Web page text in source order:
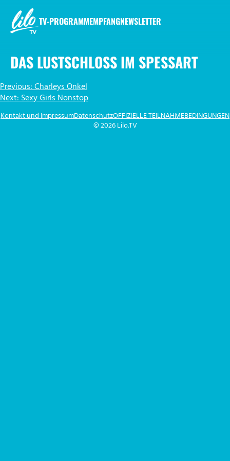
Inhalt
springen
TV-PROGRAMMEMPFANGNEWSLETTER
DAS LUSTSCHLOSS IM SPESSART
BEITRAGSNAVIGATION
Previous:Charleys Onkel
Next:Sexy Girls Nonstop
© 2026 Lilo.TV
Kontakt und ImpressumDatenschutzOFFIZIELLE TEILNAHMEBEDINGUNGEN